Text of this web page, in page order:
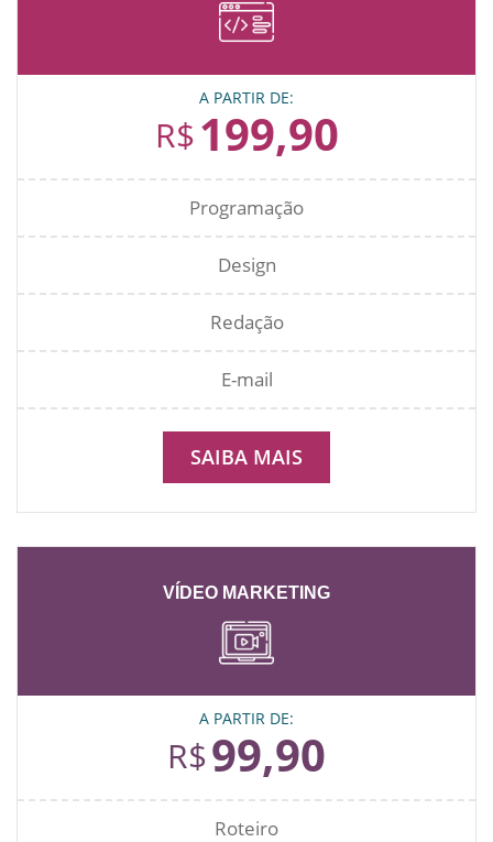
A PARTIR DE:
R$199,90
Programação
Design
Redação
E-mail
SAIBA MAIS
VÍDEO MARKETING
A PARTIR DE:
R$99,90
Roteiro